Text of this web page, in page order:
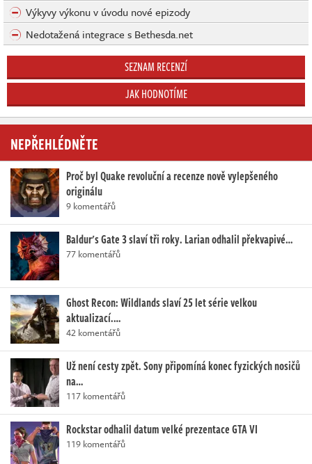
Výkyvy výkonu v úvodu nové epizody
Nedotažená integrace s Bethesda.net
SEZNAM RECENZÍ
JAK HODNOTÍME
NEPŘEHLÉDNĚTE
Proč byl Quake revoluční a recenze nově vylepšeného
originálu
9 komentářů
Baldur's Gate 3 slaví tři roky. Larian odhalil překvapivé…
77 komentářů
Ghost Recon: Wildlands slaví 25 let série velkou
aktualizací.…
42 komentářů
Už není cesty zpět. Sony připomíná konec fyzických nosičů
na…
117 komentářů
Rockstar odhalil datum velké prezentace GTA VI
119 komentářů